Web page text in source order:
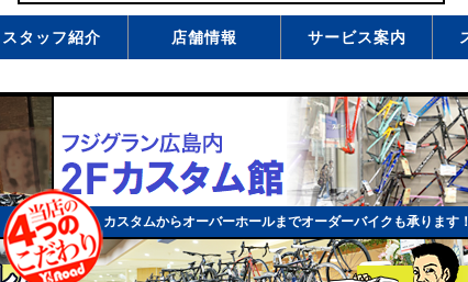
スタッフ紹介 店舗情報 サービス案内
カスタムからオーバーホールまでオーダーバイクも承ります！